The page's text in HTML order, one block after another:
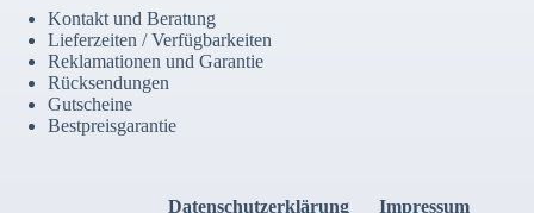
der
Produktseite
gewählt
werden
Kontakt und Beratung
Lieferzeiten / Verfügbarkeiten
Reklamationen und Garantie
Rücksendungen
Gutscheine
Bestpreisgarantie
Datenschutzerklärung Impressum